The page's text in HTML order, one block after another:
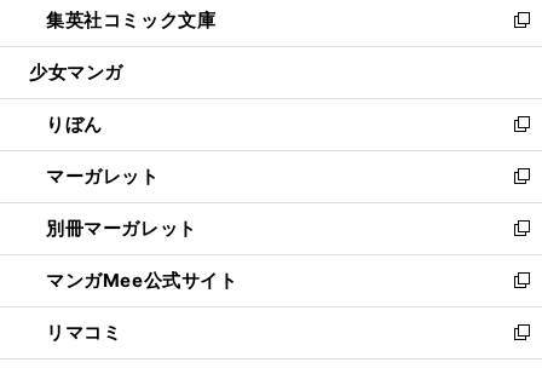
く
で
開
ド
ウ
開
く
ィ
ン
ウ
で
開
く
い
ウ
ン
ド
ウ
で
開
く
集英社コミック文庫
新
し
ウ
ィ
ン
ド
ウ
で
開
く
少女マンガ
りぼん
新
し
い
ウ
ィ
ン
ド
ウ
で
開
マーガレット
新
し
い
ウ
ィ
ン
ド
ウ
別冊マーガレット
新
し
い
ウ
ィ
ン
マンガMee公式サイト
新
し
い
ウ
リマコミ
新
し